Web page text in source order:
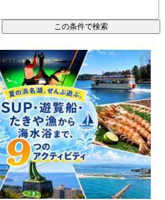
この条件で検索